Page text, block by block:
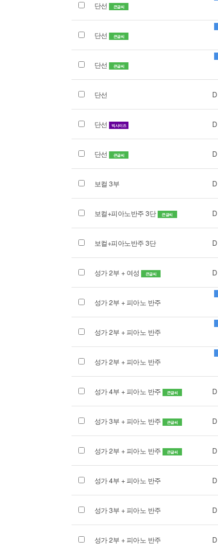
단선 큰글씨
단선 큰글씨
단선 큰글씨
단선
단선 빅사이즈
단선 큰글씨
보컬 3부
보컬+피아노반주 3단 큰글씨
보컬+피아노반주 3단
성가 2부 + 여성 큰글씨
성가 2부 + 피아노 반주
성가 2부 + 피아노 반주
성가 2부 + 피아노 반주
성가 4부 + 피아노 반주 큰글씨
성가 3부 + 피아노 반주 큰글씨
성가 2부 + 피아노 반주 큰글씨
성가 4부 + 피아노 반주
성가 3부 + 피아노 반주
성가 2부 + 피아노 반주